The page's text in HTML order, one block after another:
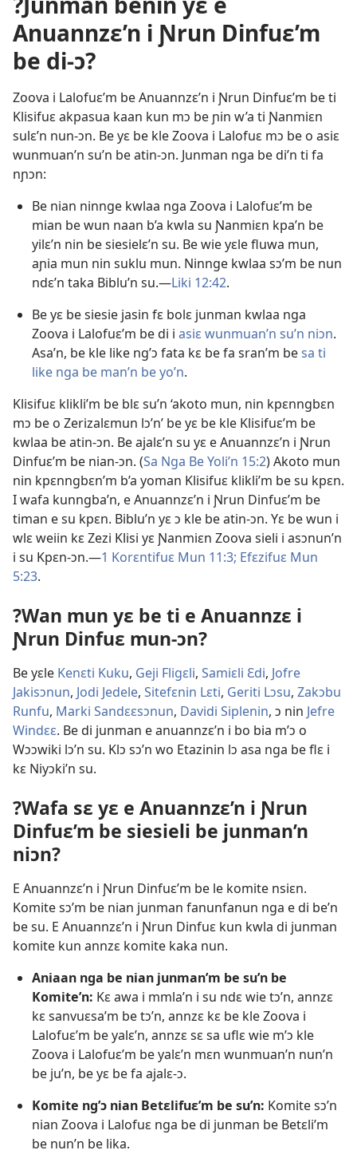
Anuannzɛ’n i Ɲrun Dinfuɛ’m
be di-ɔ?
Zoova i Lalofuɛ’m be Anuannzɛ’n i Ɲrun Dinfuɛ’m be ti
Klisifuɛ akpasua kaan kun mɔ be ɲin w’a ti Ɲanmiɛn
sulɛ’n nun-ɔn. Be yɛ be kle Zoova i Lalofuɛ mɔ be o asiɛ
wunmuan’n su’n be atin-ɔn. Junman nga be di’n ti fa
nɲɔn:
Be nian ninnge kwlaa nga Zoova i Lalofuɛ’m be
mian be wun naan b’a kwla su Ɲanmiɛn kpa’n be
yilɛ’n nin be siesielɛ’n su. Be wie yɛle fluwa mun,
aɲia mun nin suklu mun. Ninnge kwlaa sɔ’m be nun
ndɛ’n taka Biblu’n su.—Liki 12:42.
Be yɛ be siesie jasin fɛ bolɛ junman kwlaa nga
Zoova i Lalofuɛ’m be di i asiɛ wunmuan’n su’n niɔn.
Asa’n, be kle like ng’ɔ fata kɛ be fa sran’m besa ti
like nga be man’n be yo’n.
Klisifuɛ klikli’m be blɛ su’n ‘akoto mun, nin kpɛnngbɛn
mɔ be o Zerizalɛmun lɔ’n’ be yɛ be kle Klisifuɛ’m be
kwlaa be atin-ɔn. Be ajalɛ’n su yɛ e Anuannzɛ’n i Ɲrun
Dinfuɛ’m be nian-ɔn. (Sa Nga Be Yoli’n 15:2) Akoto mun
nin kpɛnngbɛn’m b’a yoman Klisifuɛ klikli’m be su kpɛn.
I wafa kunngba’n, e Anuannzɛ’n i Ɲrun Dinfuɛ’m be
timan e su kpɛn. Biblu’n yɛ ɔ kle be atin-ɔn. Yɛ be wun i
wlɛ weiin kɛ Zezi Klisi yɛ Ɲanmiɛn Zoova sieli i asɔnun’n
i su Kpɛn-ɔn.—1 Korɛntifuɛ Mun 11:3; Efɛzifuɛ Mun
5:23.
?Wan mun yɛ be ti e Anuannzɛ i
Ɲrun Dinfuɛ mun-ɔn?
Be yɛle Kenɛti Kuku, Geji Fligɛli, Samiɛli Ɛdi, Jofre
Jakisɔnun, Jodi Jedele, Sitefɛnin Lɛti, Geriti Lɔsu, Zakɔbu
Runfu, Marki Sandɛɛsɔnun, Davidi Siplenin, ɔ nin Jefre
Windɛɛ. Be di junman e anuannzɛ’n i bo bia m’ɔ o
Wɔɔwiki lɔ’n su. Klɔ sɔ’n wo Etazinin lɔ asa nga be flɛ i
kɛ Niyɔki’n su.
?Wafa sɛ yɛ e Anuannzɛ’n i Ɲrun
Dinfuɛ’m be siesieli be junman’n
niɔn?
E Anuannzɛ’n i Ɲrun Dinfuɛ’m be le komite nsiɛn.
Komite sɔ’m be nian junman fanunfanun nga e di be’n
be su. E Anuannzɛ’n i Ɲrun Dinfuɛ kun kwla di junman
komite kun annzɛ komite kaka nun.
Aniaan nga be nian junman’m be su’n be
Komite’n: Kɛ awa i mmla’n i su ndɛ wie tɔ’n, annzɛ
kɛ sanvuɛsa’m be tɔ’n, annzɛ kɛ be kle Zoova i
Lalofuɛ’m be yalɛ’n, annzɛ sɛ sa uflɛ wie m’ɔ kle
Zoova i Lalofuɛ’m be yalɛ’n mɛn wunmuan’n nun’n
be ju’n, be yɛ be fa ajalɛ-ɔ.
Komite ng’ɔ nian Betɛlifuɛ’m be su’n: Komite sɔ’n
nian Zoova i Lalofuɛ nga be di junman be Betɛli’m
be nun’n be lika.